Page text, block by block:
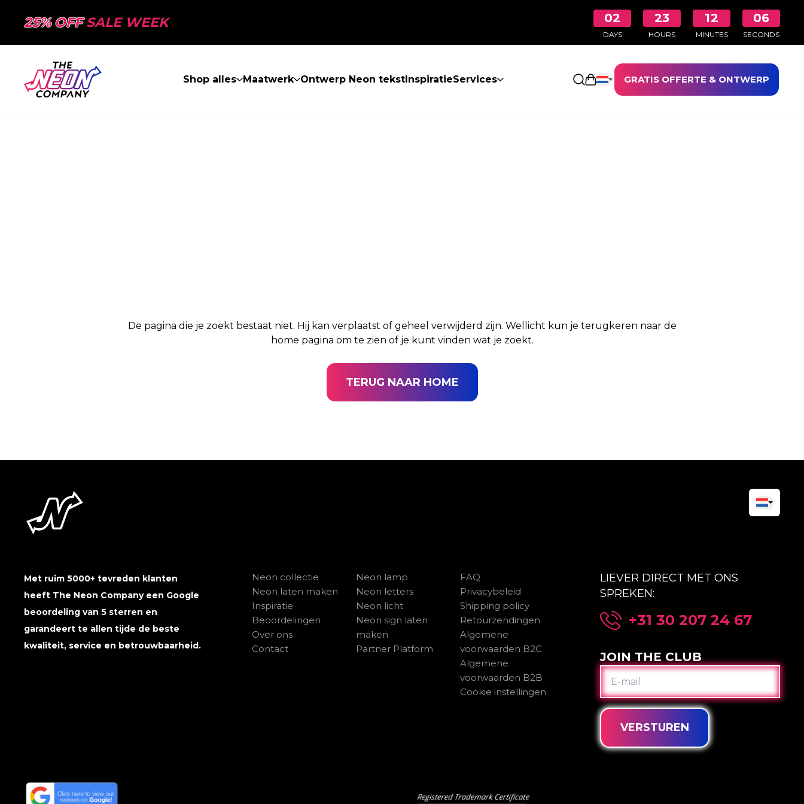
25% OFFSALE WEEK 02
DAYS
23
HOURS
12
MINUTES
06
SECONDS
Shop alles Maatwerk Ontwerp Neon tekstInspiratieServices Winkelwagen openen
GRATIS OFFERTE & ONTWERP
De pagina die je zoekt bestaat niet. Hij kan verplaatst of geheel verwijderd zijn. Wellicht kun je terugkeren naar de
home pagina om te zien of je kunt vinden wat je zoekt.
TERUG NAAR HOME
Met ruim 5000+ tevreden klanten
heeft The Neon Company een Google
beoordeling van 5 sterren en
garandeert te allen tijde de beste
kwaliteit, service en betrouwbaarheid.
Neon collectie
Neon laten maken
Inspiratie
Beoordelingen
Over ons
Contact
Neon lamp
Neon letters
Neon licht
Neon sign laten
maken
Partner Platform
FAQ
Privacybeleid
Shipping policy
Retourzendingen
Algemene
voorwaarden B2C
Algemene
voorwaarden B2B
Cookie instellingen
LIEVER DIRECT MET ONS
SPREKEN:
+31 30 207 24 67
JOIN THE CLUB
E-
MAIL
VERSTUREN